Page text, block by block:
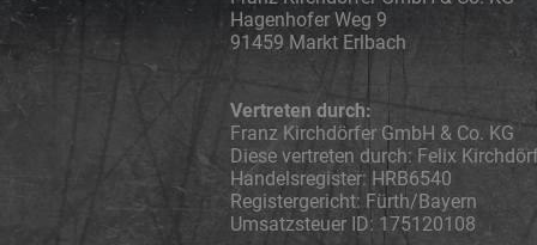
Hagenhofer Weg 9
91459 Markt Erlbach
Vertreten durch:
Franz Kirchdörfer GmbH & Co. KG
Diese vertreten durch: Felix
Handelsregister: HRB6540
Registergericht: Fürth/Bayern
Umsatzsteuer ID: 175120108